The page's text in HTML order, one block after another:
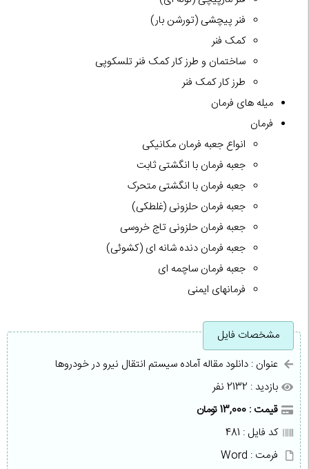
فنر پیچشی (تورشن بار)
کمک فنر
ساختمان و طرز کار کمک فنر تلسکوپی
طرز کار کمک فنر
میله های فرمان
فرمان
انواع جعبه فرمان مکانیکی
جعبه فرمان با انگشتی ثابت
جعبه فرمان با انگشتی متحرک
جعبه فرمان حلزونی (غلطکی)
جعبه فرمان حلزونی تاج خروسی
جعبه فرمان دنده شانه ای (کشوئی)
جعبه فرمان ساچمه ای
فرمانهای ایمنی
مشخصات فایل
عنوان : دانلود مقاله آماده سیستم انتقال نیرو در خودروها
بازدید : 2132 نفر
قیمت : 13,000 تومان
کد فایل : 481
فرمت : Word